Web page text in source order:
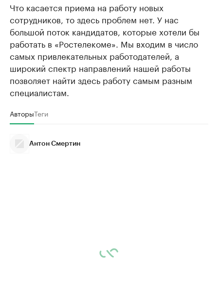
Что касается приема на работу новых
сотрудников, то здесь проблем нет. У нас
большой поток кандидатов, которые хотели бы
работать в «Ростелекоме». Мы входим в число
самых привлекательных работодателей, а
широкий спектр направлений нашей работы
позволяет найти здесь работу самым разным
специалистам.
АвторыТеги
Антон Смертин